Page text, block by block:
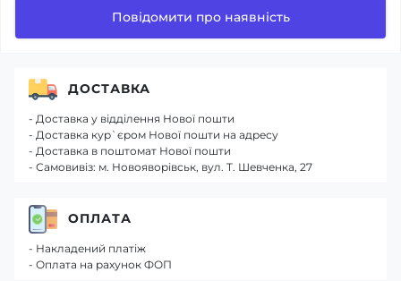
Повідомити про наявність
ДОСТАВКА
- Доставка у відділення Нової пошти
- Доставка кур`єром Нової пошти на адресу
- Доставка в поштомат Нової пошти
- Самовивіз: м. Новояворівськ, вул. Т. Шевченка, 27
ОПЛАТА
- Накладений платіж
- Оплата на рахунок ФОП